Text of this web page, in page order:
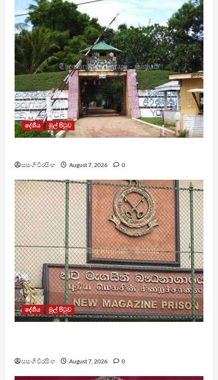
දේශීය මුල් පිටුව
සසංගි වීරසිංහ August 7, 2026 0
දේශීය මුල් පිටුව
සසංගි වීරසිංහ August 7, 2026 0